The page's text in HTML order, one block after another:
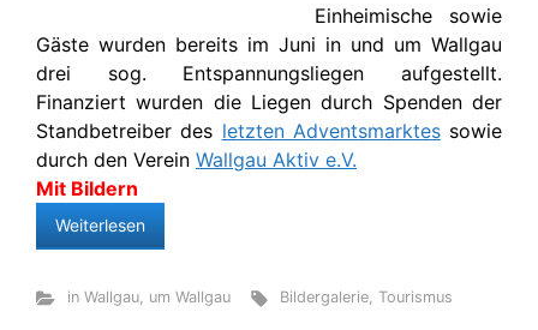
Einheimische sowie
Gäste wurden bereits im Juni in und um Wallgau
drei sog. Entspannungsliegen aufgestellt.
Finanziert wurden die Liegen durch Spenden der
Standbetreiber des letzten Adventsmarktessowie
durch den Verein Wallgau Aktiv e.V.
Mit Bildern
Weiterlesen
in Wallgau, um Wallgau Bildergalerie,Tourismus